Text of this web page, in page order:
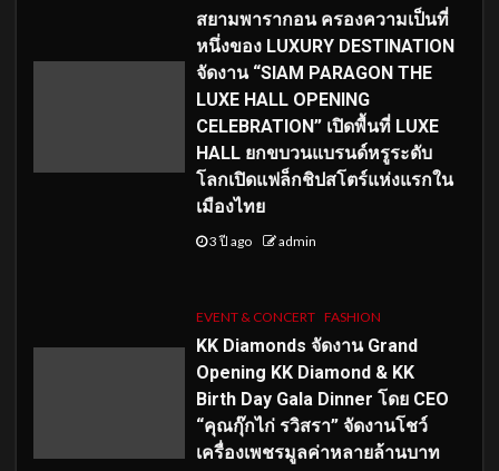
สยามพารากอน ครองความเป็นที่
หนึ่งของ LUXURY DESTINATION
จัดงาน “SIAM PARAGON THE
LUXE HALL OPENING
CELEBRATION” เปิดพื้นที่ LUXE
HALL ยกขบวนแบรนด์หรูระดับ
โลกเปิดแฟล็กชิปสโตร์แห่งแรกใน
เมืองไทย
3 ปี ago admin
EVENT & CONCERT FASHION
KK Diamonds จัดงาน Grand
Opening KK Diamond & KK
Birth Day Gala Dinner โดย CEO
“คุณกุ๊กไก่ รวิสรา” จัดงานโชว์
เครื่องเพชรมูลค่าหลายล้านบาท